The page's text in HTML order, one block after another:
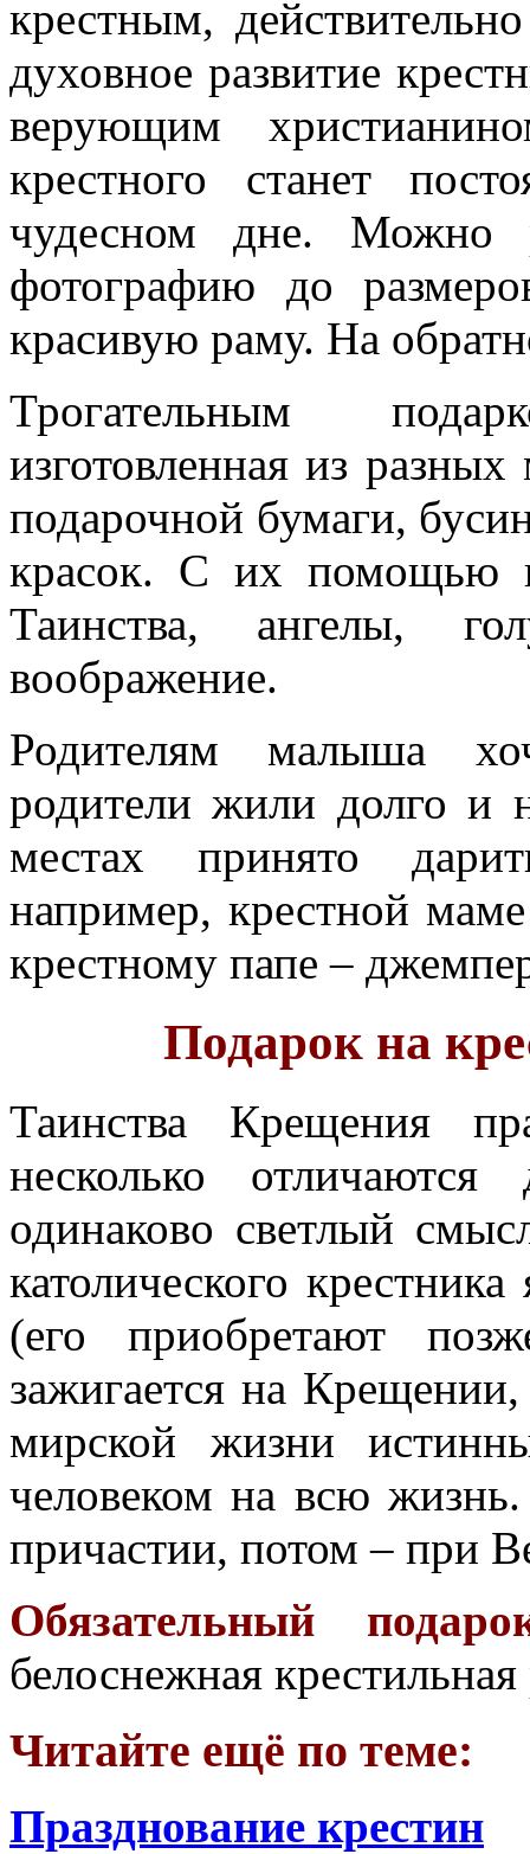
крестным,
духовное развитие
верующим
крестного станет
чудесном дне. Можно
фотографию до
красивую раму. На
Трогательным
изготовленная из
подарочной бумаги,
красок. С их помощью
Таинства, ангелы,
воображение.
Родителям малыша
родители жили долго и
местах принято
например, крестной
крестному папе –
Подарок на
Таинства Крещения
несколько
одинаково светлый
католического
(его приобретают
зажигается на
мирской жизни
человеком на всю
причастии, потом – при
Обязательный
белоснежная
Читайте ещё по теме:
Празднование крестин